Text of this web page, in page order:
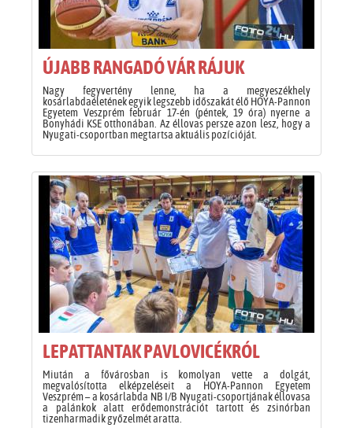
ÚJABB RANGADÓ VÁR RÁJUK
Nagy fegyvertény lenne, ha a megyeszékhely
kosárlabdaéletének egyik legszebb időszakát élő HOYA-Pannon
Egyetem Veszprém február 17-én (péntek, 19 óra) nyerne a
Bonyhádi KSE otthonában. Az éllovas persze azon lesz, hogy a
Nyugati-csoportban megtartsa aktuális pozícióját.
LEPATTANTAK PAVLOVICÉKRÓL
Miután a fővárosban is komolyan vette a dolgát,
megvalósította elképzeléseit a HOYA-Pannon Egyetem
Veszprém – a kosárlabda NB I/B Nyugati-csoportjának éllovasa
a palánkok alatt erődemonstrációt tartott és zsinórban
tizenharmadik győzelmét aratta.